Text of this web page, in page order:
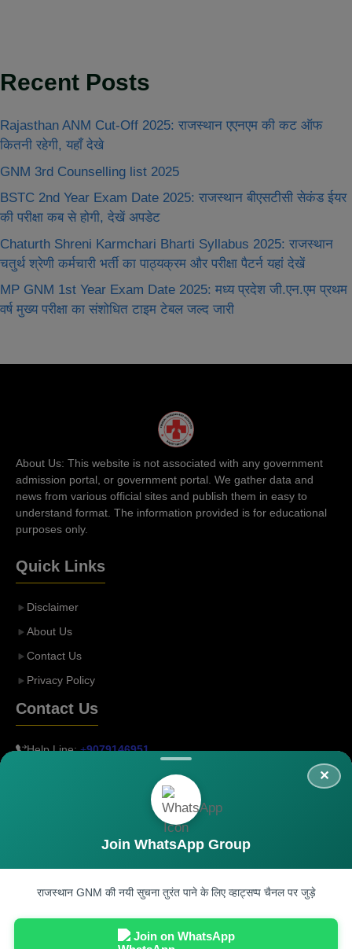
Recent Posts
Rajasthan ANM Cut-Off 2025: राजस्थान एएनएम की कट ऑफ
कितनी रहेगी, यहाँ देखे
GNM 3rd Counselling list 2025
BSTC 2nd Year Exam Date 2025: राजस्थान बीएसटीसी सेकंड ईयर
की परीक्षा कब से होगी, देखें अपडेट
Chaturth Shreni Karmchari Bharti Syllabus 2025: राजस्थान
चतुर्थ श्रेणी कर्मचारी भर्ती का पाठ्यक्रम और परीक्षा पैटर्न यहां देखें
MP GNM 1st Year Exam Date 2025: मध्य प्रदेश जी.एन.एम प्रथम
वर्ष मुख्‍य परीक्षा का संशोधित टाइम टेबल जल्द जारी
About Us: This website is not associated with any government
admission portal, or government portal. We gather data and
news from various official sites and publish them in easy to
understand format. The information provided is for educational
purposes only.
Quick Links
Disclaimer
About Us
Contact Us
Privacy Policy
Contact Us
Help Line:+9079146951
rajgnm2025@gmail.com
rajgnmenquiry@gmail.com
©rajgnm.com Made by Kumar Expert
Join WhatsApp Group
राजस्थान GNM की नयी सुचना तुरंत पाने के लिए व्हाट्सप्प चैनल पर जुड़े
Join on WhatsApp